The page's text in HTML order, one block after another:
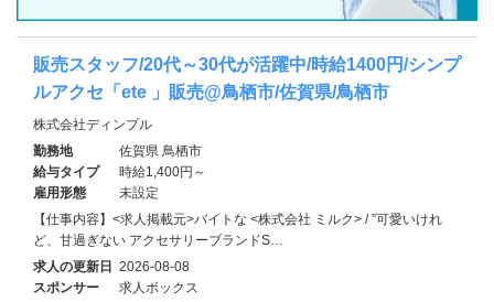
販売スタッフ/20代～30代が活躍中/時給1400円/シンプ
ルアクセ「ete 」販売@鳥栖市/佐賀県/鳥栖市
株式会社ディンプル
勤務地
佐賀県 鳥栖市
給与タイプ
時給1,400円～
雇用形態
未設定
【仕事内容】<求人掲載元>バイトな <株式会社 ミルク> / ”可愛いけれ
ど、甘過ぎない アクセサリーブランドS…
求人の更新日 2026-08-08
スポンサー
求人ボックス